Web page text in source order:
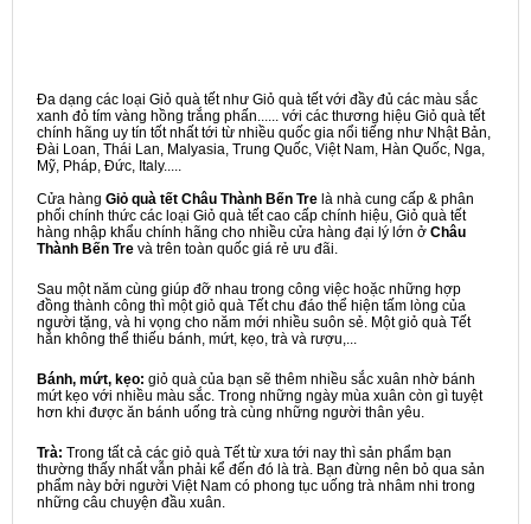
Đa dạng các loại Giỏ quà tết như Giỏ quà tết với đầy đủ các màu sắc
xanh đỏ tím vàng hồng trắng phấn...... với các thương hiệu Giỏ quà tết
chính hãng uy tín tốt nhất tới từ nhiều quốc gia nổi tiếng như Nhật Bản,
Đài Loan, Thái Lan, Malyasia, Trung Quốc, Việt Nam, Hàn Quốc, Nga,
Mỹ, Pháp, Đức, Italy.....
Cửa hàng Giỏ quà tết Châu Thành Bến Tre là nhà cung cấp & phân
phối chính thức các loại Giỏ quà tết cao cấp chính hiệu, Giỏ quà tết
hàng nhập khẩu chính hãng cho nhiều cửa hàng đại lý lớn ở Châu
Thành Bến Tre và trên toàn quốc giá rẻ ưu đãi.
Sau một năm cùng giúp đỡ nhau trong công việc hoặc những hợp
đồng thành công thì một giỏ quà Tết chu đáo thể hiện tấm lòng của
người tặng, và hi vọng cho năm mới nhiều suôn sẻ. Một giỏ quà Tết
hẳn không thể thiếu bánh, mứt, kẹo, trà và rượu,...
Bánh, mứt, kẹo: giỏ quà của bạn sẽ thêm nhiều sắc xuân nhờ bánh
mứt kẹo với nhiều màu sắc. Trong những ngày mùa xuân còn gì tuyệt
hơn khi được ăn bánh uống trà cùng những người thân yêu.
Trà: Trong tất cả các giỏ quà Tết từ xưa tới nay thì sản phẩm bạn
thường thấy nhất vẫn phải kể đến đó là trà. Bạn đừng nên bỏ qua sản
phẩm này bởi người Việt Nam có phong tục uống trà nhâm nhi trong
những câu chuyện đầu xuân.